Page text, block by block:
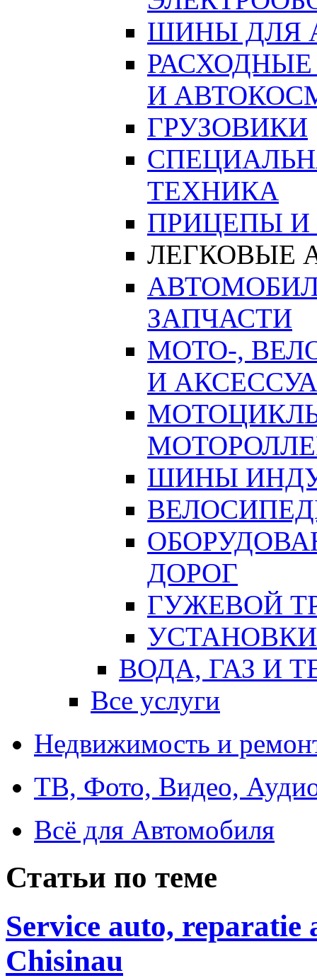
ШИНЫ ДЛЯ
И
ГРУЗОВИКИ
ТЕХНИКА
ПРИЦЕПЫ
ЛЕГКОВЫЕ
ЗАПЧАСТИ
МОТО-,
И
ШИНЫ
ДОРОГ
ГУЖЕВОЙ
ВОДА, ГАЗ И
Все услуги
Недвижимость и
ТВ, Фото, Видео,
Всё для Автомобиля
Статьи по теме
Service auto,
Chisinau